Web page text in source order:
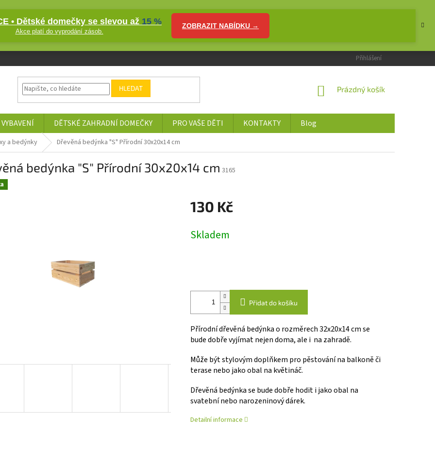
• Dětské domečky se slevou až 15 %
Akce platí do vyprodání zásob.
ZOBRAZIT NABÍDKU →
Přihlášení
HLEDAT
NÁKUPNÍ
Prázdný košík
DĚTSKÉ ZAHRADNÍ DOMEČKY PRO VAŠE DĚTI KONTAKTY Blog
a bedýnky Dřevěná bedýnka "S" Přírodní 30x20x14 cm
bedýnka "S" Přírodní 30x20x14 cm 3165
130 Kč
cena:
Skladem
Přidat do košíku
Přírodní dřevěná bedýnka o rozměrech 32x20x14 cm se
bude dobře vyjímat nejen doma, ale i na zahradě.
Může být stylovým doplňkem pro pěstování na balkoně či
terase nebo jako obal na květináč.
Dřevěná bedýnka se bude dobře hodit i jako obal na
svatební nebo narozeninový dárek.
Detailní informace